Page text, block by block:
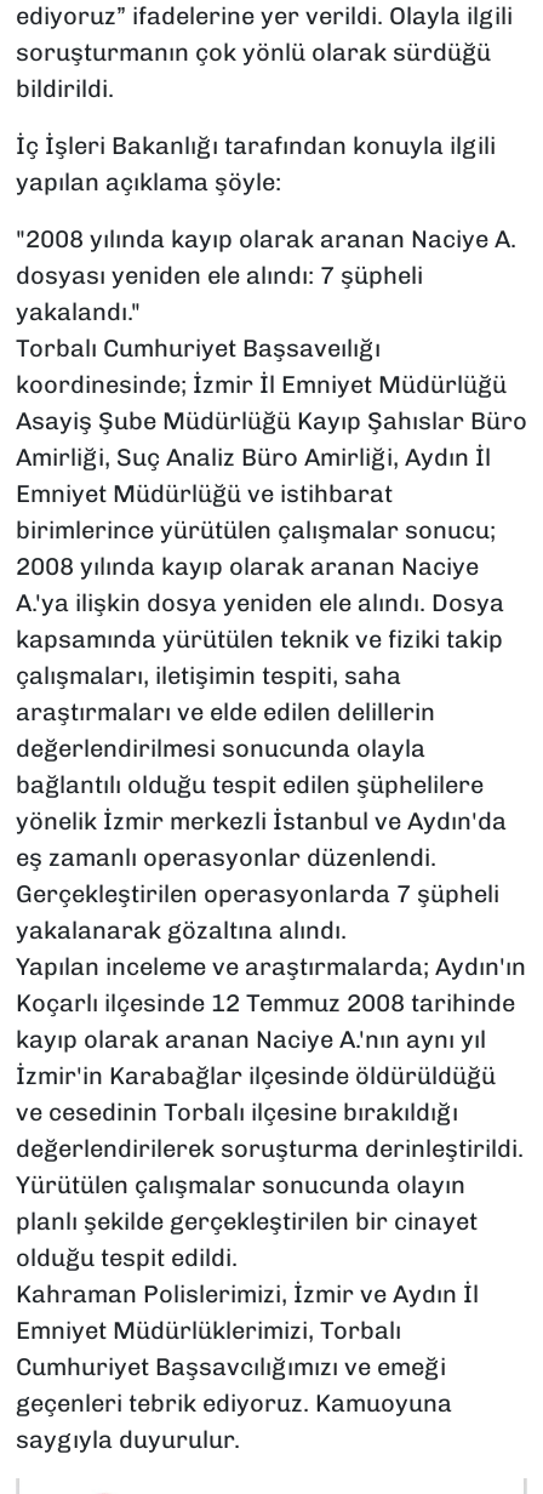
ediyoruz” ifadelerine yer verildi. Olayla ilgili
soruşturmanın çok yönlü olarak sürdüğü
bildirildi.
İç İşleri Bakanlığı tarafından konuyla ilgili
yapılan açıklama şöyle:
"2008 yılında kayıp olarak aranan Naciye A.
dosyası yeniden ele alındı: 7 şüpheli
yakalandı."
Torbalı Cumhuriyet Başsaveılığı
koordinesinde; İzmir İl Emniyet Müdürlüğü
Asayiş Şube Müdürlüğü Kayıp Şahıslar Büro
Amirliği, Suç Analiz Büro Amirliği, Aydın İl
Emniyet Müdürlüğü ve istihbarat
birimlerince yürütülen çalışmalar sonucu;
2008 yılında kayıp olarak aranan Naciye
A.'ya ilişkin dosya yeniden ele alındı. Dosya
kapsamında yürütülen teknik ve fiziki takip
çalışmaları, iletişimin tespiti, saha
araştırmaları ve elde edilen delillerin
değerlendirilmesi sonucunda olayla
bağlantılı olduğu tespit edilen şüphelilere
yönelik İzmir merkezli İstanbul ve Aydın'da
eş zamanlı operasyonlar düzenlendi.
Gerçekleştirilen operasyonlarda 7 şüpheli
yakalanarak gözaltına alındı.
Yapılan inceleme ve araştırmalarda; Aydın'ın
Koçarlı ilçesinde 12 Temmuz 2008 tarihinde
kayıp olarak aranan Naciye A.'nın aynı yıl
İzmir'in Karabağlar ilçesinde öldürüldüğü
ve cesedinin Torbalı ilçesine bırakıldığı
değerlendirilerek soruşturma derinleştirildi.
Yürütülen çalışmalar sonucunda olayın
planlı şekilde gerçekleştirilen bir cinayet
olduğu tespit edildi.
Kahraman Polislerimizi, İzmir ve Aydın İl
Emniyet Müdürlüklerimizi, Torbalı
Cumhuriyet Başsavcılığımızı ve emeği
geçenleri tebrik ediyoruz. Kamuoyuna
saygıyla duyurulur.